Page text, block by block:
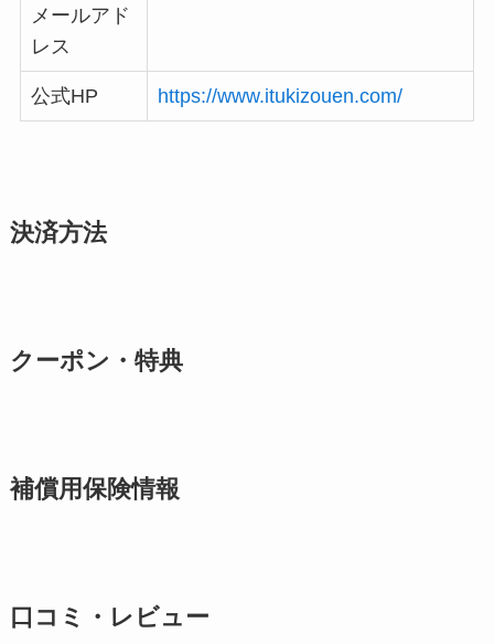
メールアド
レス
公式HP https://www.itukizouen.com/
決済方法
クーポン・特典
補償用保険情報
口コミ・レビュー